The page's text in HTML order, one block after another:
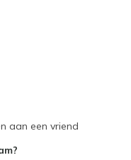
aan een vriend